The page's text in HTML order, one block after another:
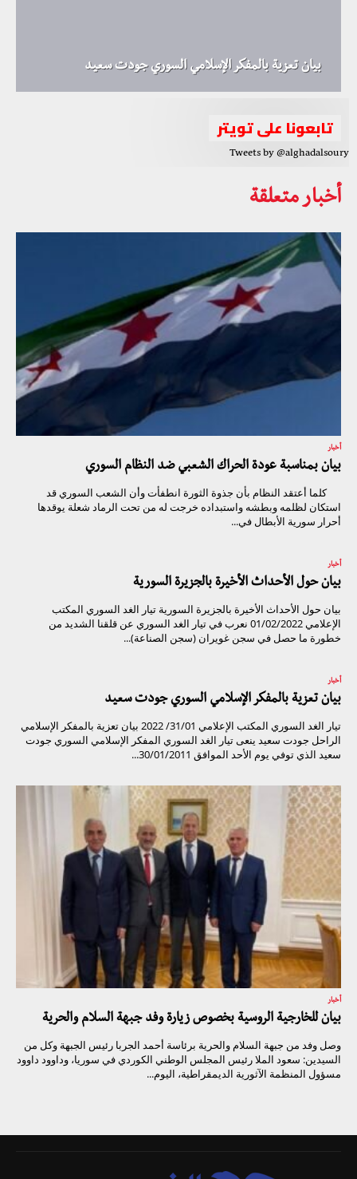
بيان تعزية بالمفكر الإسلامي السوري جودت سعيد
تابعونا على تويتر
Tweets by @alghadalsoury
أخبار متعلقة
أخبار
بيان بمناسبة عودة الحراك الشعبي ضد النظام السوري
كلما أعتقد النظام بأن جذوة الثورة انطفأت وأن الشعب السوري قد
استكان لظلمه وبطشه واستبداده خرجت له من تحت الرماد شعلة يوقدها
أحرار سورية الأبطال في...
أخبار
بيان حول الأحداث الأخيرة بالجزيرة السورية
بيان حول الأحداث الأخيرة بالجزيرة السورية تيار الغد السوري المكتب
الإعلامي 01/02/2022 نعرب في تيار الغد السوري عن قلقنا الشديد من
خطورة ما حصل في سجن غويران (سجن الصناعة)...
أخبار
بيان تعزية بالمفكر الإسلامي السوري جودت سعيد
تيار الغد السوري المكتب الإعلامي 31/01/ 2022 بيان تعزية بالمفكر الإسلامي
الراحل جودت سعيد ينعى تيار الغد السوري المفكر الإسلامي السوري جودت
سعيد الذي توفي يوم الأحد الموافق 30/01/2011...
أخبار
بيان للخارجية الروسية بخصوص زيارة وفد جبهة السلام والحرية
وصل وفد من جبهة السلام والحرية برئاسة أحمد الجربا رئيس الجبهة وكل من
السيدين: سعود الملا رئيس المجلس الوطني الكوردي في سوريا، وداوود داوود
مسؤول المنظمة الآثورية الديمقراطية، اليوم...